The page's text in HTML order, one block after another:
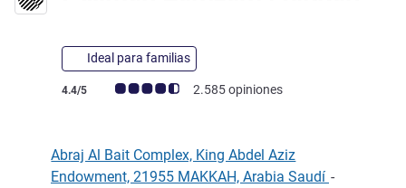
Ideal para familias
Nota de clientes de Avis (Clasificación de ALL)
4.4/5 2.585 opiniones
Abraj Al Bait Complex, King Abdel Aziz
Endowment, 21955 MAKKAH, Arabia Saudí -